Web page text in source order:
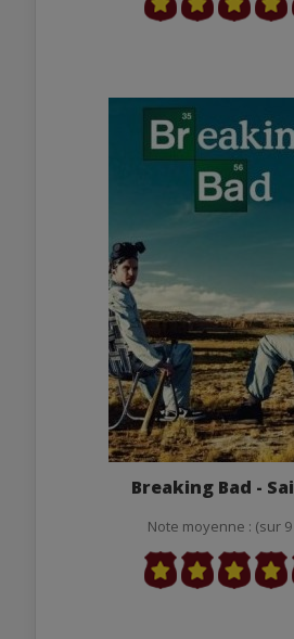
Breaking Bad -
Note moyenne : (sur